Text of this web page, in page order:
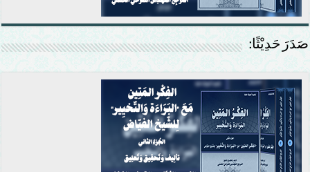
صَدَرَ حَدِيْثًا: